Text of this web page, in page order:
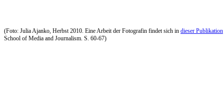
(Foto: Julia Ajanko, Herbst 2010. Eine Arbeit der Fotografin findet sich in dieser Publikation
School of Media and Journalism. S. 60-67)